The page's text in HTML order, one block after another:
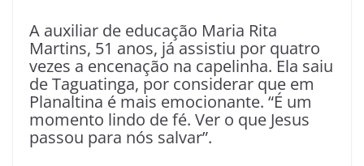
A auxiliar de educação Maria Rita
Martins, 51 anos, já assistiu por quatro
vezes a encenação na capelinha. Ela saiu
de Taguatinga, por considerar que em
Planaltina é mais emocionante. “É um
momento lindo de fé. Ver o que Jesus
passou para nós salvar”.